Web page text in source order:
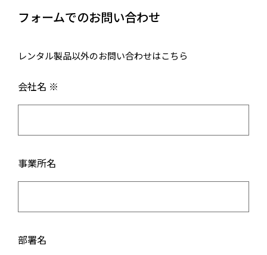
フォームでのお問い合わせ
レンタル製品以外のお問い合わせはこちら
会社名 ※
事業所名
部署名